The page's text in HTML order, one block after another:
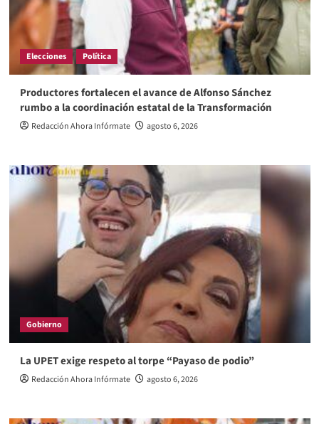
Elecciones Política
Productores fortalecen el avance de Alfonso Sánchez
rumbo a la coordinación estatal de la Transformación
Redacción Ahora Infórmate agosto 6, 2026
Gobierno
La UPET exige respeto al torpe “Payaso de podio”
Redacción Ahora Infórmate agosto 6, 2026